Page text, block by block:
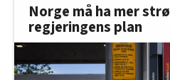
Norge må ha mer
regjeringens plan